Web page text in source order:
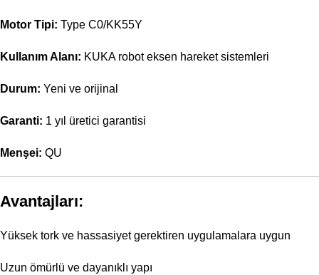
Motor Tipi: Type C0/KK55Y
Kullanım Alanı: KUKA robot eksen hareket sistemleri
Durum: Yeni ve orijinal
Garanti: 1 yıl üretici garantisi
Menşei: QU
Avantajları:
Yüksek tork ve hassasiyet gerektiren uygulamalara uygun
Uzun ömürlü ve dayanıklı yapı